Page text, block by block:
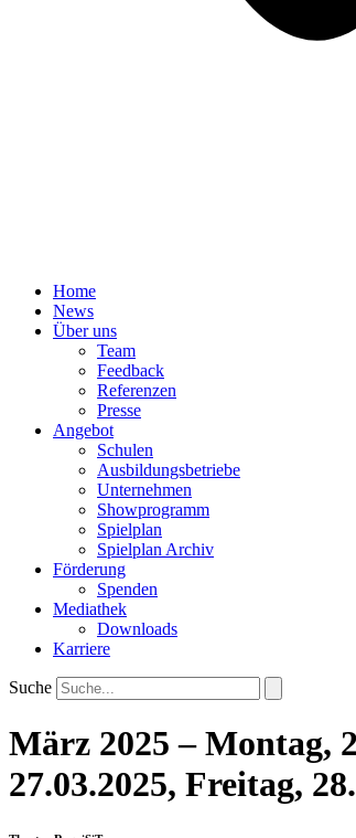
Home
News
Über uns
Team
Feedback
Referenzen
Presse
Angebot
Schulen
Ausbildungsbetriebe
Unternehmen
Showprogramm
Spielplan
Spielplan Archiv
Förderung
Spenden
Mediathek
Downloads
Karriere
Suche
März 2025 – Montag,
27.03.2025, Freitag,